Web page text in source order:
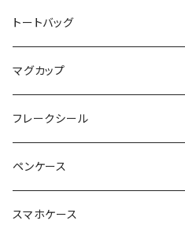
お魚イラストレーター UMI
お肉屋さんのおむすびさん
noza
YUKI
DESIGN CAFE
トートバッグ
マグカップ
フレークシール
ペンケース
スマホケース